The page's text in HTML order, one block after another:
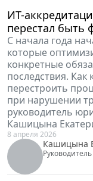
Закон "О
предлагаемая
нужна ни
гражданам
О подводных
независимости,
пользователей
Гильдии
6 мая 2026